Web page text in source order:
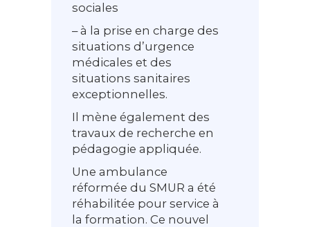
sociales
– à la prise en charge des
situations d’urgence
médicales et des
situations sanitaires
exceptionnelles.
Il mène également des
travaux de recherche en
pédagogie appliquée.
Une ambulance
réformée du SMUR a été
réhabilitée pour service à
la formation. Ce nouvel